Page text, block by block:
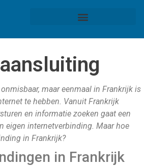
maar eenmaal in Frankrijk is
te hebben. Vanuit Frankrijk
en informatie zoeken gaat een
eigen internetverbinding. Maar hoe
in Frankrijk?
in Frankrijk